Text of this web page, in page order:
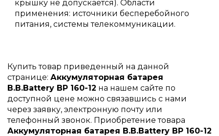
крышку не допускается). Области
применения: источники бесперебойного
питания, системы телекоммуникации.
Купить товар приведенный на данной
странице: Аккумуляторная батарея
B.B.Battery BP 160-12 на нашем сайте по
доступной цене можно связавшись с нами
через заявку, электронную почту или
телефонный звонок. Приобретение товара
Аккумуляторная батарея B.B.Battery BP 160-12